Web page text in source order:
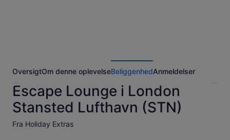
OversigtOm denne oplevelseBeliggenhedAnmeldelser
Escape Lounge i London
Stansted Lufthavn (STN)
Fra Holiday Extras